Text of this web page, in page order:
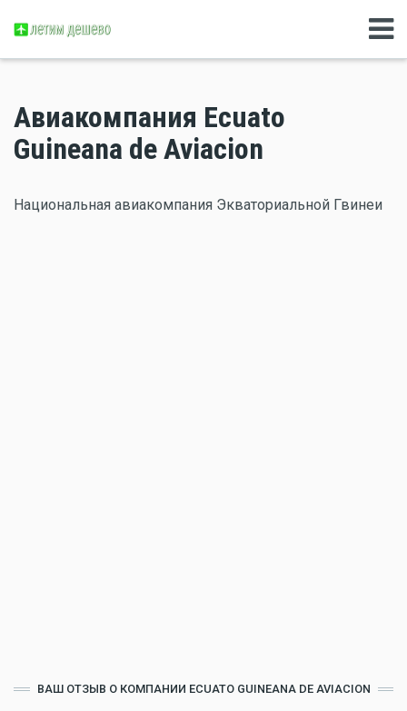
Авиакомпания Ecuato
Guineana de Aviacion
Национальная авиакомпания Экваториальной Гвинеи
ВАШ ОТЗЫВ О КОМПАНИИ ECUATO GUINEANA DE AVIACION